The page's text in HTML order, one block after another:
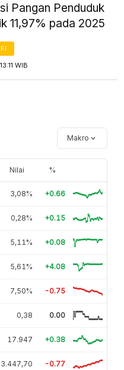
Pangan Penduduk
11,97% pada 2025
WIB
Makro
Nilai %
3,08% +0.66
0,28% +0.15
5,11% +0.08
5,61% +4.08
7,50% -0.75
0,38 0.00
17.947 +0.38
3.447,70 -0.77